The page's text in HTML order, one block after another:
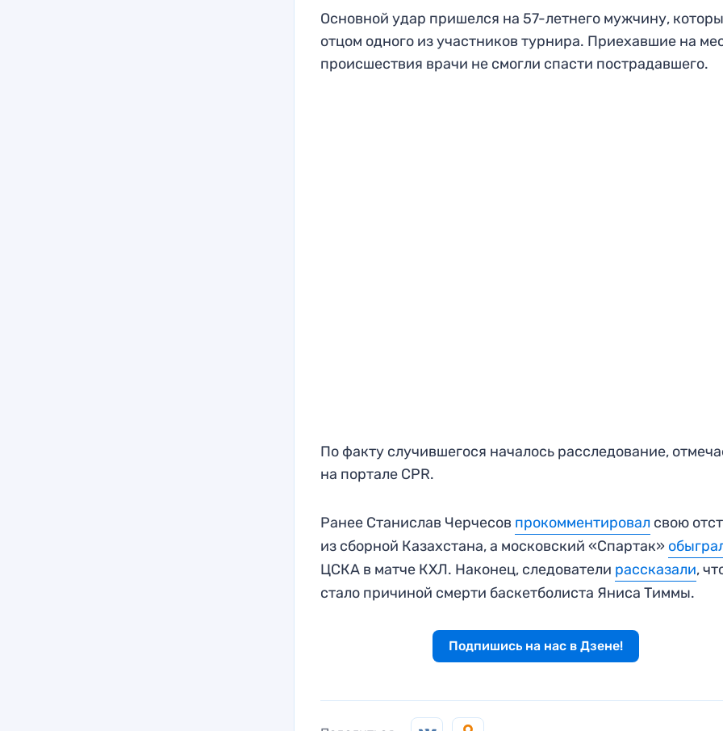
Основной удар пришелся на 57-летнего мужчину,
отцом одного из участников турнира. Приехавшие на
происшествия врачи не смогли спасти пострадавшего.
По факту случившегося началось расследование,
на портале CPR.
Ранее Станислав Черчесов прокомментировал свою
из сборной Казахстана, а московский «Спартак»
ЦСКА в матче КХЛ. Наконец, следователи рассказали,
стало причиной смерти баскетболиста Яниса Тиммы.
Подпишись на нас в Дзене!